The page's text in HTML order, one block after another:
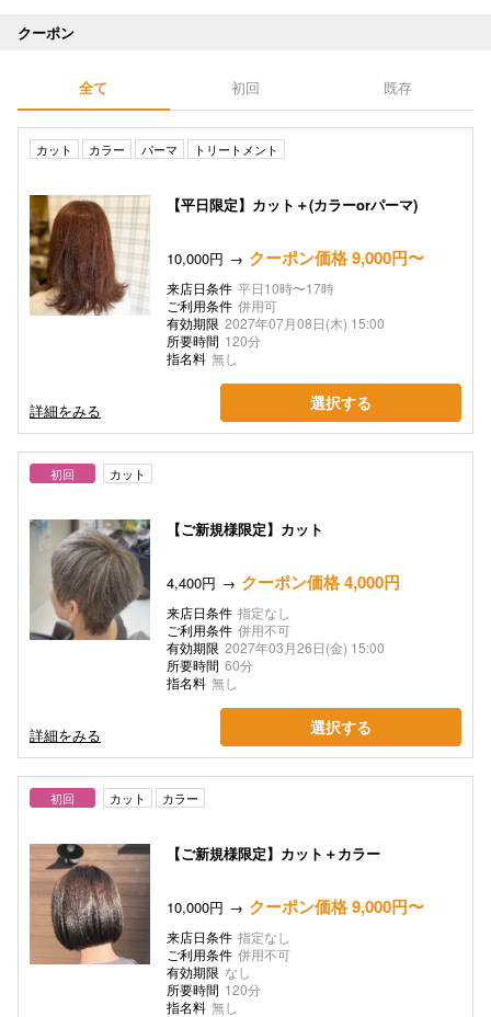
クーポン
全て 初回 既存
カット カラー パーマ トリートメント
【平日限定】カット＋(カラーorパーマ)
10,000円 クーポン価格 9,000円〜
来店日条件 平日10時〜17時
ご利用条件 併用可
有効期限 2027年07月08日(木) 15:00
所要時間 120分
指名料 無し
詳細をみる 選択する
初回 カット
【ご新規様限定】カット
4,400円 クーポン価格 4,000円
来店日条件 指定なし
ご利用条件 併用不可
有効期限 2027年03月26日(金) 15:00
所要時間 60分
指名料 無し
詳細をみる 選択する
初回 カット カラー
【ご新規様限定】カット＋カラー
10,000円 クーポン価格 9,000円〜
来店日条件 指定なし
ご利用条件 併用不可
有効期限 なし
所要時間 120分
指名料 無し